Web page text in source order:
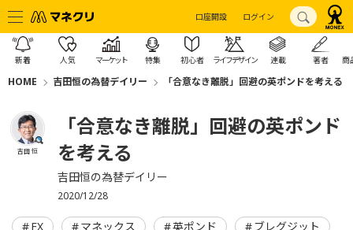
口座開設 ログイン
新着 人気 マーケット 特集 初心者 ライフデザイン 連載 著者 商
HOME 吉田恒の為替デイリー 「合意なき離脱」回避の英ポンドを考える
吉田 恒
「合意なき離脱」回避の英ポンド
を考える
吉田恒の為替デイリー
2020/12/28
FX マネックス 英ポンド ブレグジット